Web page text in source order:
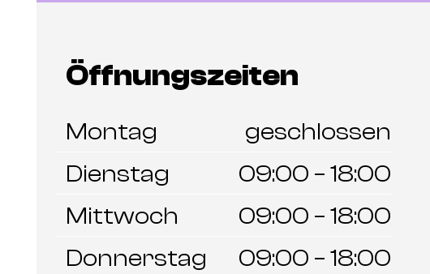
Öffnungszeiten
Montag
geschlossen
Dienstag
09:00 – 18:00
Mittwoch
09:00 – 18:00
Donnerstag
09:00 – 18:00